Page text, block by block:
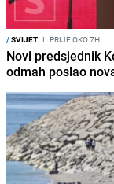
/SVIJET I PRIJE OKO 7H
Novi predsjednik
odmah poslao